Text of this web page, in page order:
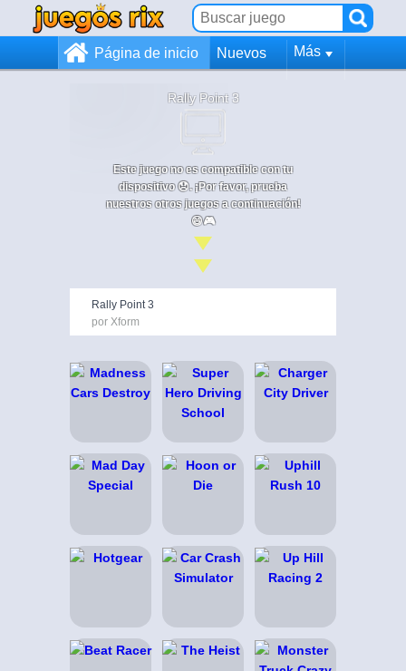
Página de inicio Nuevos Más
Rally Point 3
Este juego no es compatible con tu
dispositivo 😞. ¡Por favor, prueba
nuestros otros juegos a continuación!
😄🎮
Rally Point 3
por Xform